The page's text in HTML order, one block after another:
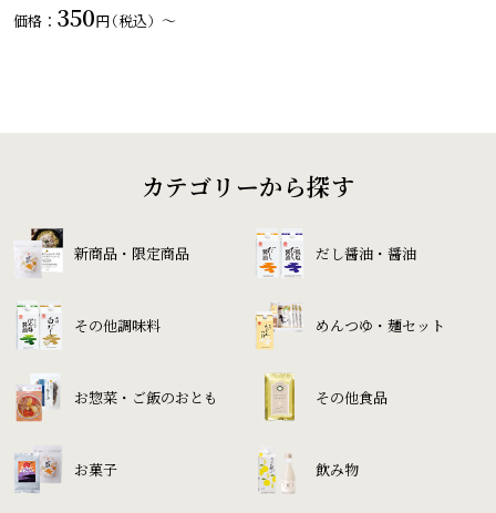
価格： 350円（税込）〜
カテゴリーから探す
新商品・限定商品 だし醤油・醤油
その他調味料 めんつゆ・麺セット
お惣菜・ご飯のおとも その他食品
お菓子 飲み物